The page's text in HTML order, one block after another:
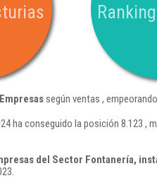
según ventas ,
ha conseguido la posición 8.123 ,
del Sector Fontanería,